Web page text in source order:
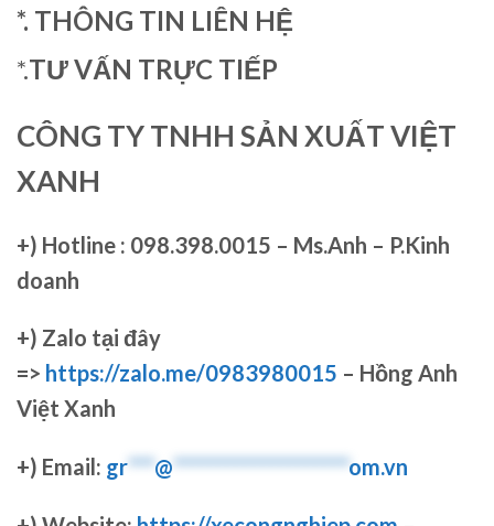
*. THÔNG TIN LIÊN HỆ
*.TƯ VẤN TRỰC TIẾP
CÔNG TY TNHH SẢN XUẤT VIỆT
XANH
+) Hotline : 098.398.0015 – Ms.Anh – P.Kinh
doanh
+) Zalo tại đây
=> https://zalo.me/0983980015 – Hồng Anh
Việt Xanh
+) Email: gr***@********************om.vn